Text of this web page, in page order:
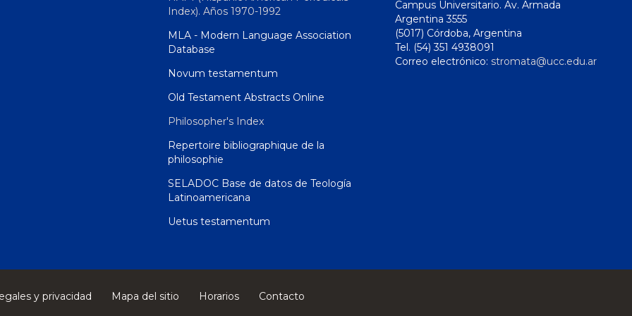
Index). Años 1970-1992
MLA - Modern Language Association
Database
Novum testamentum
Old Testament Abstracts Online
Philosopher's Index
Repertoire bibliographique de la
philosophie
SELADOC Base de datos de Teología
Latinoamericana
Uetus testamentum
Campus Universitario. Av. Armada
Argentina 3555
(5017) Córdoba, Argentina
Tel. (54) 351 4938091
Correo electrónico: stromata@ucc.edu.ar
y privacidad Mapa del sitio Horarios
Contacto